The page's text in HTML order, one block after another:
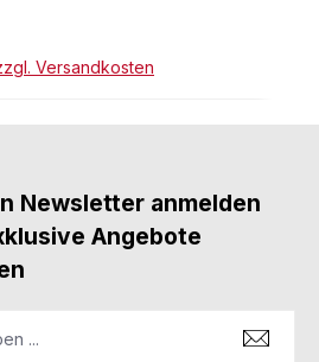
Versandkosten
Newsletter anmelden
Angebote